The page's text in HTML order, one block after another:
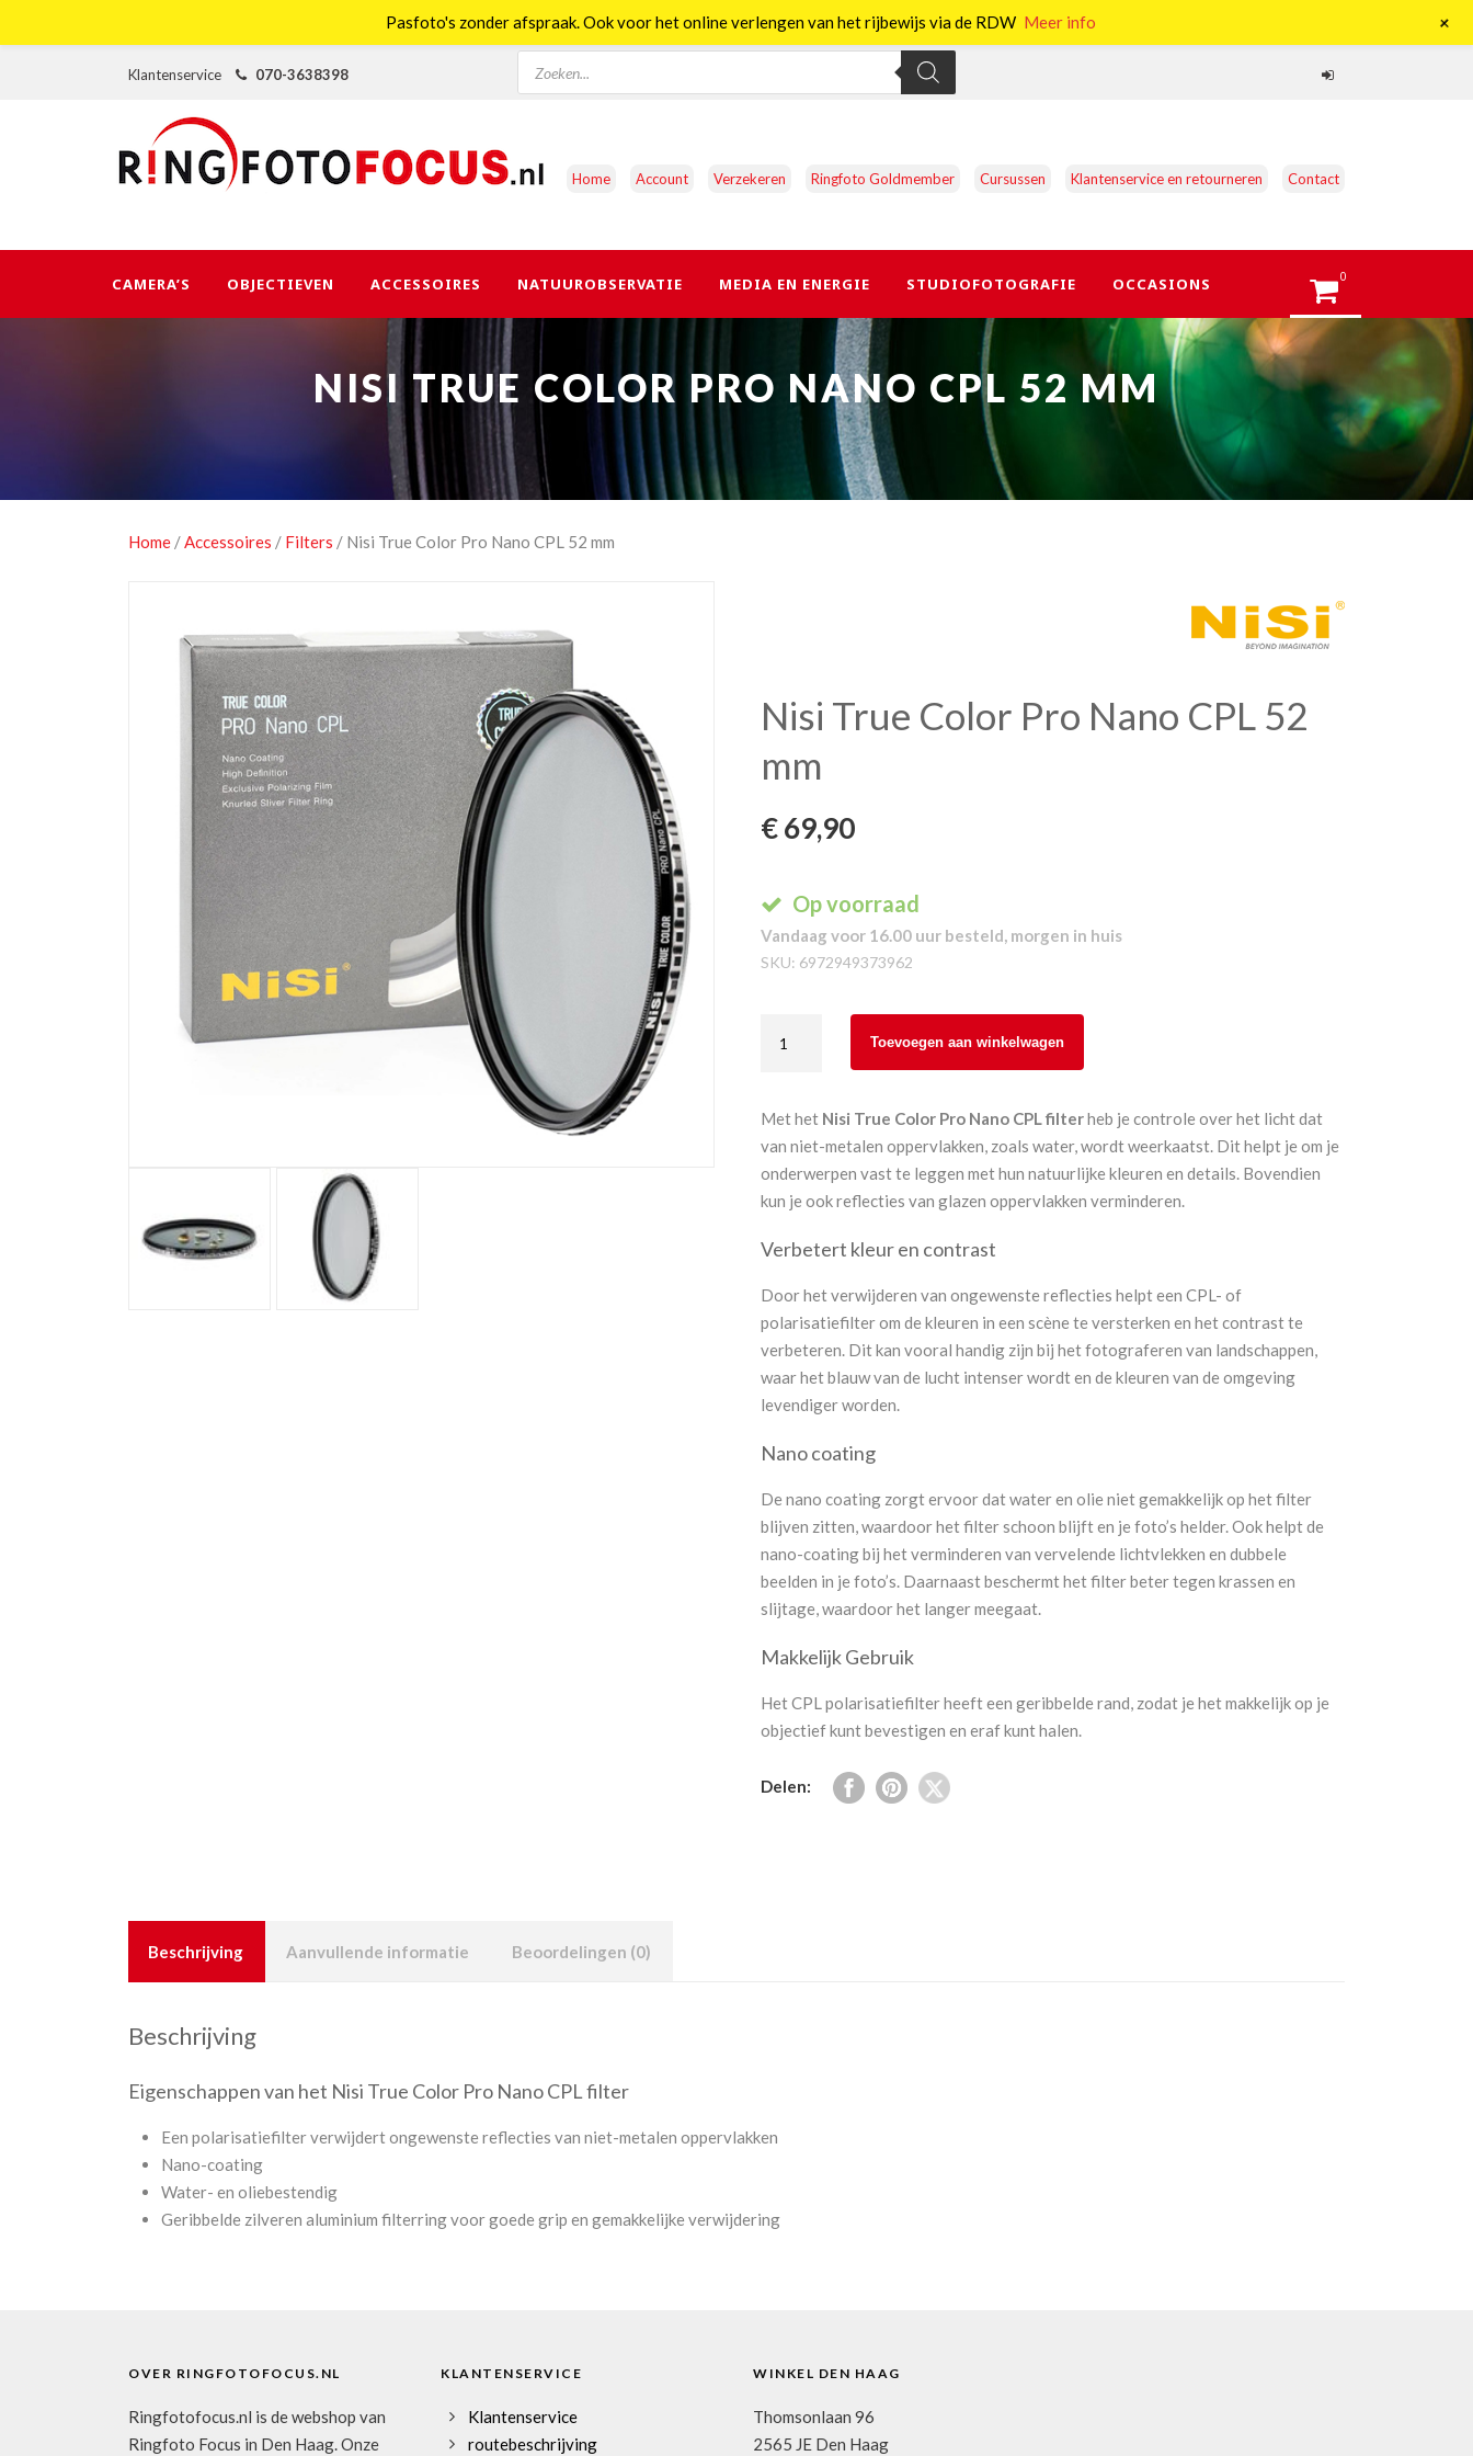
Klantenservice 070-3638398
Producten
zoeken
Home Account Verzekeren Ringfoto Goldmember Cursussen Klantenservice en retourneren Contact
CAMERA’S OBJECTIEVEN ACCESSOIRES NATUUROBSERVATIE MEDIA EN ENERGIE STUDIOFOTOGRAFIE OCCASIONS 0
NISI TRUE COLOR PRO NANO CPL 52 MM
Home /Accessoires / Filters / Nisi True Color Pro Nano CPL 52 mm
Nisi True Color Pro Nano CPL 52
mm
€69,90
Op voorraad
Vandaag voor 16.00 uur besteld, morgen in huis
SKU: 6972949373962
True
Pro
CPL
52
aantal
Toevoegen aan winkelwagen
Met het Nisi True Color Pro Nano CPL filterheb je controle over het licht dat
van niet-metalen oppervlakken, zoals water, wordt weerkaatst. Dit helpt je om je
onderwerpen vast te leggen met hun natuurlijke kleuren en details. Bovendien
kun je ook reflecties van glazen oppervlakken verminderen.
Verbetert kleur en contrast
Door het verwijderen van ongewenste reflecties helpt een CPL- of
polarisatiefilter om de kleuren in een scène te versterken en het contrast te
verbeteren. Dit kan vooral handig zijn bij het fotograferen van landschappen,
waar het blauw van de lucht intenser wordt en de kleuren van de omgeving
levendiger worden.
Nano coating
De nano coating zorgt ervoor dat water en olie niet gemakkelijk op het filter
blijven zitten, waardoor het filter schoon blijft en je foto’s helder. Ook helpt de
nano-coating bij het verminderen van vervelende lichtvlekken en dubbele
beelden in je foto’s. Daarnaast beschermt het filter beter tegen krassen en
slijtage, waardoor het langer meegaat.
Makkelijk Gebruik
Het CPL polarisatiefilter heeft een geribbelde rand, zodat je het makkelijk op je
objectief kunt bevestigen en eraf kunt halen.
Delen:
Beschrijving Aanvullende informatie Beoordelingen (0)
Beschrijving
Eigenschappen van het Nisi True Color Pro Nano CPL filter
Een polarisatiefilter verwijdert ongewenste reflecties van niet-metalen oppervlakken
Nano-coating
Water- en oliebestendig
Geribbelde zilveren aluminium filterring voor goede grip en gemakkelijke verwijdering
OVER RINGFOTOFOCUS.NL
Ringfotofocus.nl is de webshop van
Ringfoto Focus in Den Haag. Onze
KLANTENSERVICE
Klantenservice
routebeschrijving
WINKEL DEN HAAG
Thomsonlaan 96
2565 JE Den Haag
Pasfoto's zonder afspraak. Ook voor het online verlengen van het rijbewijs via de RDW Meer info +